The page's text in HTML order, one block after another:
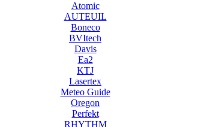
Atomic
AUTEUIL
Boneco
BVItech
Davis
Ea2
KTJ
Lasertex
Meteo Guide
Oregon
Perfekt
RHYTHM